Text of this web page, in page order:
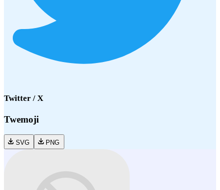
Twitter / X
Twemoji
SVG PNG